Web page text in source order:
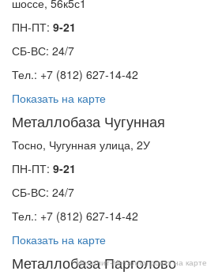
шоссе, 56к5с1
ПН-ПТ: 9-21
СБ-ВС: 24/7
Тел.: +7 (812) 627-14-42
Показать на карте
Металлобаза Чугунная
Тосно, Чугунная улица, 2У
ПН-ПТ: 9-21
СБ-ВС: 24/7
Тел.: +7 (812) 627-14-42
Показать на карте
Металлобаза Парголово
Монолит-Металлопрокат на карте